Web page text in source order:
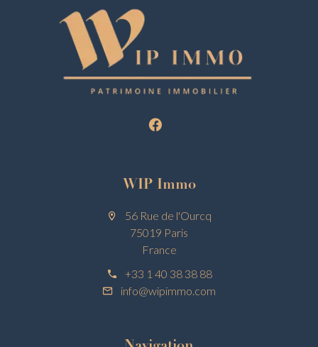
WIP Immo
56 Rue de l'Ourcq
75019 Paris
France
+33 1 40 38 38 88
info@wipimmo.com